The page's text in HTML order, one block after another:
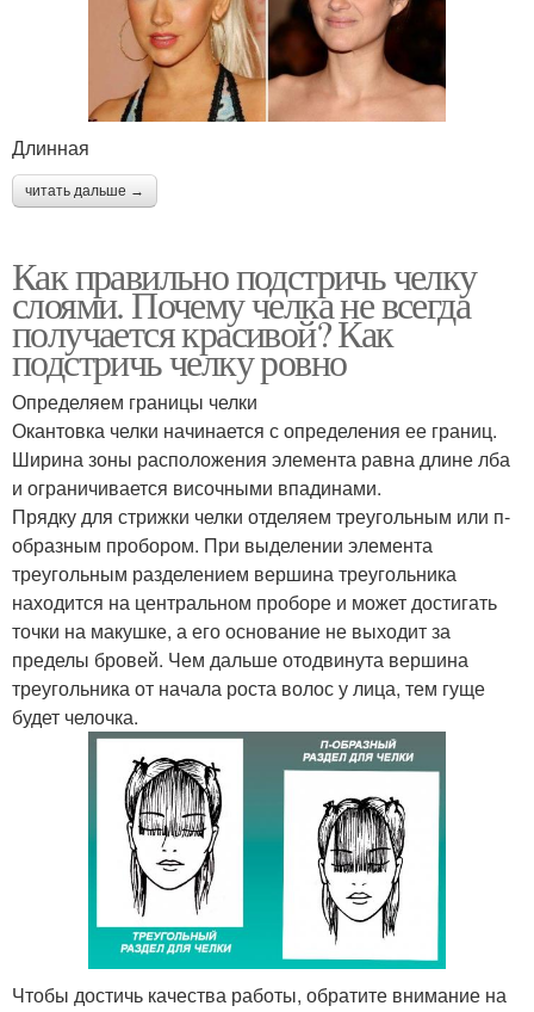
Длинная
читать дальше →
Как правильно подстричь челку
слоями. Почему челка не всегда
получается красивой? Как
подстричь челку ровно
Определяем границы челки
Окантовка челки начинается с определения ее границ.
Ширина зоны расположения элемента равна длине лба
и ограничивается височными впадинами.
Прядку для стрижки челки отделяем треугольным или п-
образным пробором. При выделении элемента
треугольным разделением вершина треугольника
находится на центральном проборе и может достигать
точки на макушке, а его основание не выходит за
пределы бровей. Чем дальше отодвинута вершина
треугольника от начала роста волос у лица, тем гуще
будет челочка.
Чтобы достичь качества работы, обратите внимание на